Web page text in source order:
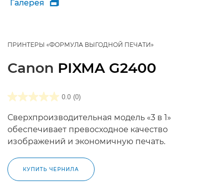
Галерея 
ПРИНТЕРЫ «ФОРМУЛА ВЫГОДНОЙ ПЕЧАТИ»
Canon PIXMA G2400
0.0 (0)
Сверхпроизводительная модель «3 в 1»
обеспечивает превосходное качество
изображений и экономичную печать.
КУПИТЬ ЧЕРНИЛА